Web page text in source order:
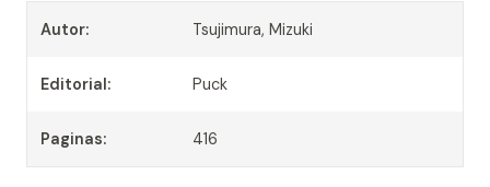
Autor: Tsujimura, Mizuki
Editorial: Puck
Paginas: 416